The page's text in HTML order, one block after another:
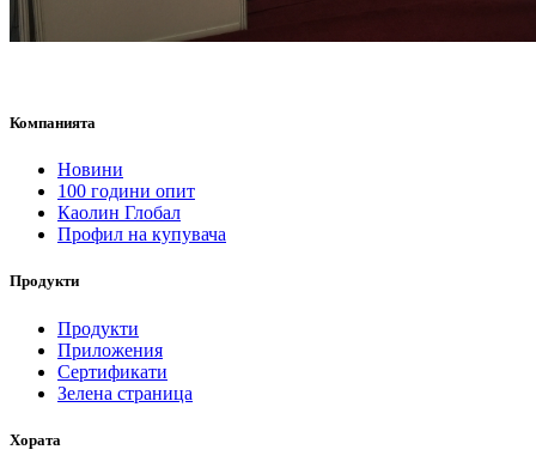
Компанията
Новини
100 години опит
Каолин Глобал
Профил на купувача
Продукти
Продукти
Приложения
Сертификати
Зелена страница
Хората